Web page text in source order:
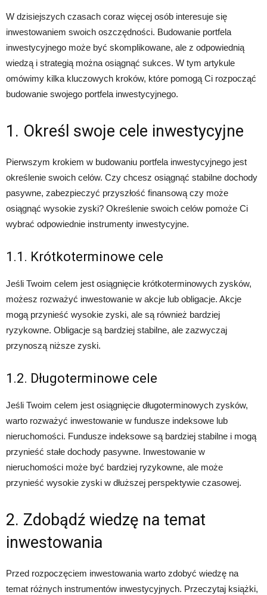
W dzisiejszych czasach coraz więcej osób interesuje się
inwestowaniem swoich oszczędności. Budowanie portfela
inwestycyjnego może być skomplikowane, ale z odpowiednią
wiedzą i strategią można osiągnąć sukces. W tym artykule
omówimy kilka kluczowych kroków, które pomogą Ci rozpocząć
budowanie swojego portfela inwestycyjnego.
1. Określ swoje cele inwestycyjne
Pierwszym krokiem w budowaniu portfela inwestycyjnego jest
określenie swoich celów. Czy chcesz osiągnąć stabilne dochody
pasywne, zabezpieczyć przyszłość finansową czy może
osiągnąć wysokie zyski? Określenie swoich celów pomoże Ci
wybrać odpowiednie instrumenty inwestycyjne.
1.1. Krótkoterminowe cele
Jeśli Twoim celem jest osiągnięcie krótkoterminowych zysków,
możesz rozważyć inwestowanie w akcje lub obligacje. Akcje
mogą przynieść wysokie zyski, ale są również bardziej
ryzykowne. Obligacje są bardziej stabilne, ale zazwyczaj
przynoszą niższe zyski.
1.2. Długoterminowe cele
Jeśli Twoim celem jest osiągnięcie długoterminowych zysków,
warto rozważyć inwestowanie w fundusze indeksowe lub
nieruchomości. Fundusze indeksowe są bardziej stabilne i mogą
przynieść stałe dochody pasywne. Inwestowanie w
nieruchomości może być bardziej ryzykowne, ale może
przynieść wysokie zyski w dłuższej perspektywie czasowej.
2. Zdobądź wiedzę na temat
inwestowania
Przed rozpoczęciem inwestowania warto zdobyć wiedzę na
temat różnych instrumentów inwestycyjnych. Przeczytaj książki,